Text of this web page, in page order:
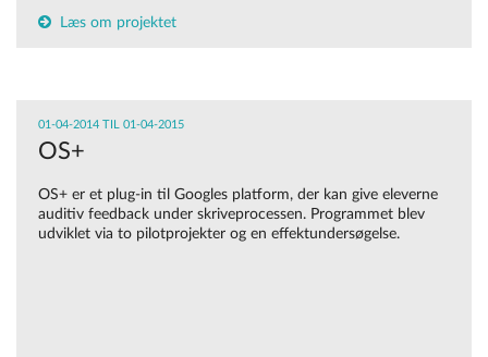
Læs om projektet
01-04-2014 TIL 01-04-2015
OS+
OS+ er et plug-in til Googles platform, der kan give eleverne
auditiv feedback under skriveprocessen. Programmet blev
udviklet via to pilotprojekter og en effektundersøgelse.